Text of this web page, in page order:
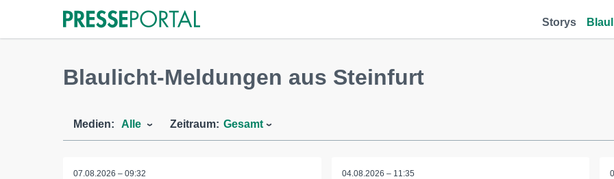
Storys
Blaulicht-Meldungen aus Steinfurt
Medien: Alle Zeitraum: Gesamt
07.08.2026 – 09:32 04.08.2026 – 11:35